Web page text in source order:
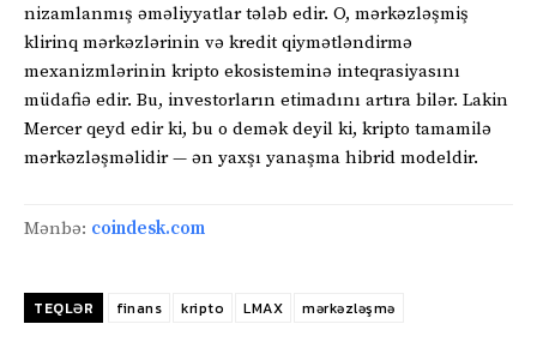
nizamlanmış əməliyyatlar tələb edir. O, mərkəzləşmiş
klirinq mərkəzlərinin və kredit qiymətləndirmə
mexanizmlərinin kripto ekosisteminə inteqrasiyasını
müdafiə edir. Bu, investorların etimadını artıra bilər. Lakin
Mercer qeyd edir ki, bu o demək deyil ki, kripto tamamilə
mərkəzləşməlidir — ən yaxşı yanaşma hibrid modeldir.
Mənbə: coindesk.com
TEQLƏR finans kripto LMAX mərkəzləşmə